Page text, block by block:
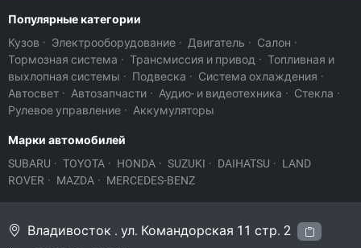
Популярные категории
Кузов · Электрооборудование · Двигатель · Салон ·
Тормозная система · Трансмиссия и привод · Топливная и
выхлопная системы · Подвеска · Система охлаждения ·
Автосвет · Автозапчасти · Аудио- и видеотехника · Стекла ·
Рулевое управление · Аккумуляторы
Марки автомобилей
SUBARU · TOYOTA · HONDA · SUZUKI · DAIHATSU · LAND
ROVER · MAZDA · MERCEDES-BENZ
Владивосток . ул. Командорская 11 стр. 2